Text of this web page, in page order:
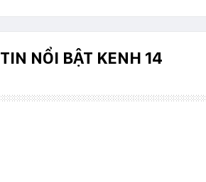
TIN NỔI BẬT KENH 14